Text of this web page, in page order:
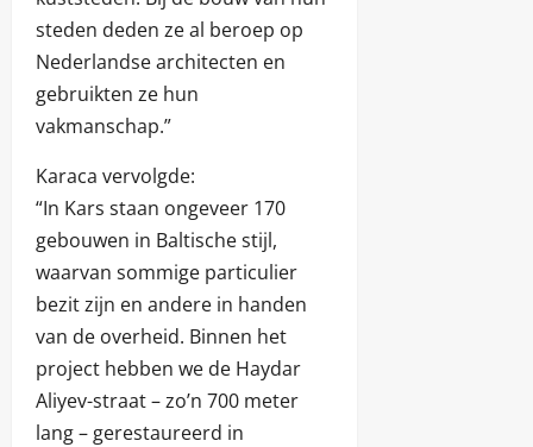
steden deden ze al beroep op
Nederlandse architecten en
gebruikten ze hun
vakmanschap.”
Karaca vervolgde:
“In Kars staan ongeveer 170
gebouwen in Baltische stijl,
waarvan sommige particulier
bezit zijn en andere in handen
van de overheid. Binnen het
project hebben we de Haydar
Aliyev-straat – zo’n 700 meter
lang – gerestaureerd in